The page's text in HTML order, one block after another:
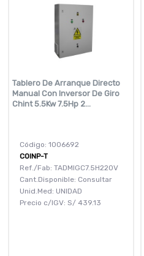
Tablero De Arranque Directo
Manual Con Inversor De Giro
Chint 5.5Kw 7.5Hp 2...
Código: 1006692
COINP-T
Ref./Fab: TADMIGC7.5H220V
Cant.Disponible: Consultar
Unid.Med: UNIDAD
Precio c/IGV: S/ 439.13